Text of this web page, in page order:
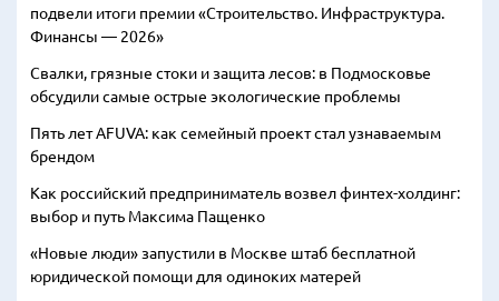
подвели итоги премии «Строительство. Инфраструктура.
Финансы — 2026»
Свалки, грязные стоки и защита лесов: в Подмосковье
обсудили самые острые экологические проблемы
Пять лет AFUVA: как семейный проект стал узнаваемым
брендом
Как российский предприниматель возвел финтех-холдинг:
выбор и путь Максима Пащенко
«Новые люди» запустили в Москве штаб бесплатной
юридической помощи для одиноких матерей